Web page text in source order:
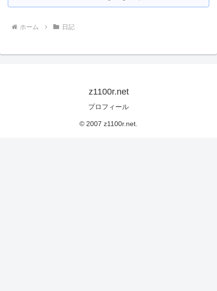
ホーム 日記
z1100r.net
プロフィール
© 2007 z1100r.net.